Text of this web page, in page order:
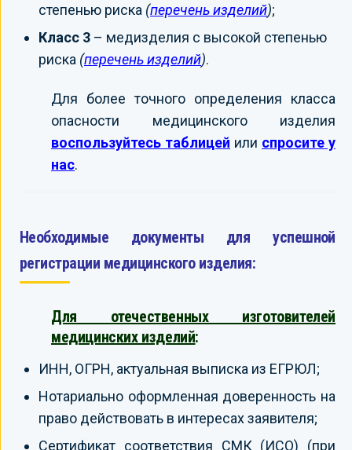
степенью риска (перечень изделий);
Класс 3 – медизделия с высокой степенью
риска (перечень изделий).
Для более точного определения класса
опасности медицинского изделия
воспользуйтесь таблицей или спросите у
нас.
Необходимые документы для успешной
регистрации медицинского изделия:
Для отечественных изготовителей
медицинских изделий:
ИНН, ОГРН, актуальная выписка из ЕГРЮЛ;
Нотариально оформленная доверенность на
право действовать в интересах заявителя;
Сертификат соответствия СМК (ИСО) (при